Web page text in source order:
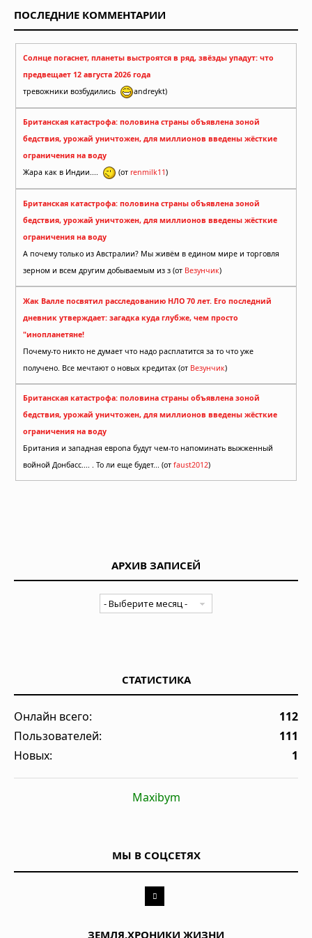
ПОСЛЕДНИЕ КОММЕНТАРИИ
Солнце погаснет, планеты выстроятся в ряд, звёзды упадут: что
предвещает 12 августа 2026 года
тревожники возбудились
andreykt)
Британская катастрофа: половина страны объявлена зоной
бедствия, урожай уничтожен, для миллионов введены жёсткие
ограничения на воду
Жара как в Индии....
(от renmilk11)
Британская катастрофа: половина страны объявлена зоной
бедствия, урожай уничтожен, для миллионов введены жёсткие
ограничения на воду
А почему только из Австралии? Мы живём в едином мире и торговля
зерном и всем другим добываемым из з (от Везунчик)
Жак Валле посвятил расследованию НЛО 70 лет. Его последний
дневник утверждает: загадка куда глубже, чем просто
"инопланетяне!
Почему-то никто не думает что надо расплатится за то что уже
получено. Все мечтают о новых кредитах (от Везунчик)
Британская катастрофа: половина страны объявлена зоной
бедствия, урожай уничтожен, для миллионов введены жёсткие
ограничения на воду
Британия и западная европа будут чем-то напоминать выжженный
войной Донбасс.... . То ли еще будет... (от faust2012)
АРХИВ ЗАПИСЕЙ
СТАТИСТИКА
Онлайн всего:
112
Пользователей:
111
Новых:
1
Maxibym
МЫ В СОЦСЕТЯХ
ЗЕМЛЯ.ХРОНИКИ ЖИЗНИ